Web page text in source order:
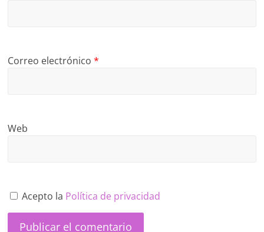
Correo electrónico*
Web
Acepto la Política de privacidad